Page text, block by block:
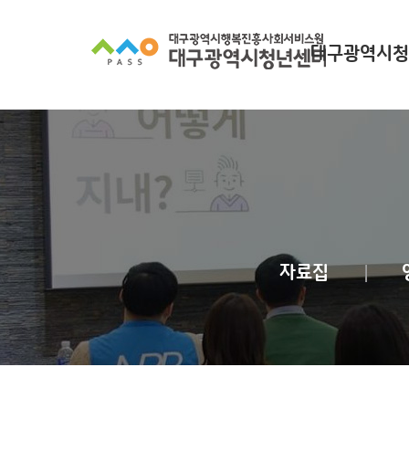
대구광역시
자료집